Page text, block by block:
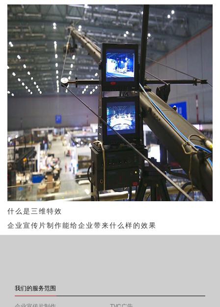
什么是三维特效
企业宣传片制作能给企业带来什么样的效果
我们的服务范围